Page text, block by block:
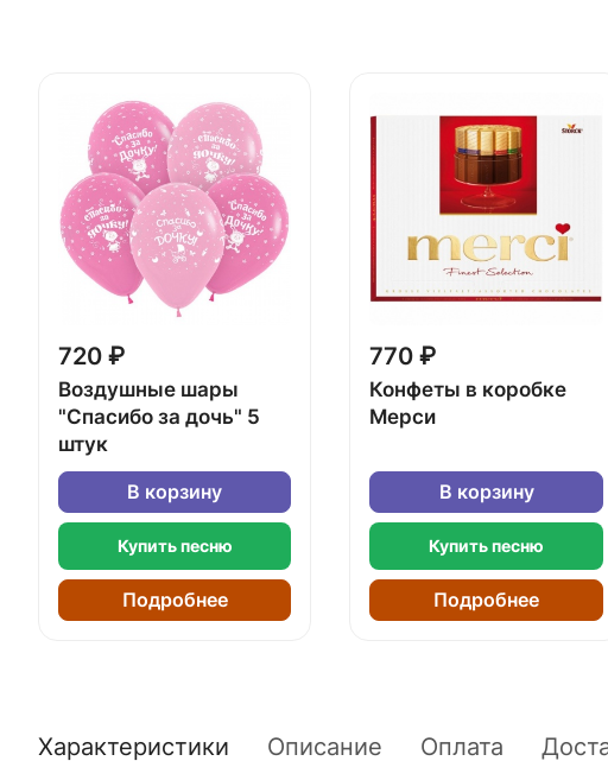
720 ₽
Воздушные шары
"Спасибо за дочь" 5
штук
В корзину
Купить песню
Подробнее
770 ₽
Конфеты в коробке
Мерси
В корзину
Купить песню
Подробнее
Характеристики Описание Оплата